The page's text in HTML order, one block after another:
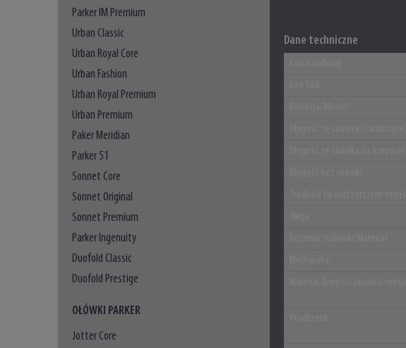
Parker IM Premium
Urban Classic
Urban Royal Core
Urban Fashion
Urban Royal Premium
Urban Premium
Paker Meridian
Parker 51
Sonnet Core
Sonnet Original
Sonnet Premium
Parker Ingenuity
Duofold Classic
Duofold Prestige
OŁÓWKI PARKER
Jotter Core
Dane techniczne